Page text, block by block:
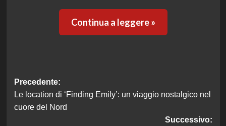
Continua a leggere »
Navigazione
articolo
Precedente:
Le location di ‘Finding Emily’: un viaggio nostalgico nel
cuore del Nord
Successivo: